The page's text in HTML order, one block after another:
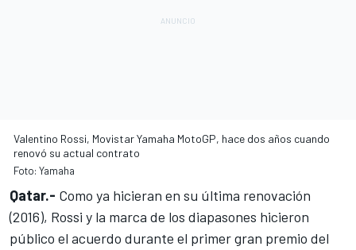
Valentino Rossi, Movistar Yamaha MotoGP, hace dos años cuando
renovó su actual contrato
Foto: Yamaha
Qatar.- Como ya hicieran en su última renovación
(2016), Rossi y la marca de los diapasones hicieron
público el acuerdo durante el primer gran premio del